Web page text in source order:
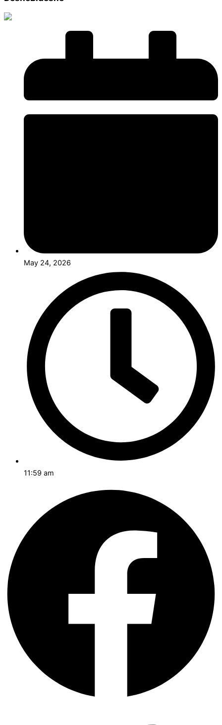
May 24, 2026
11:59 am